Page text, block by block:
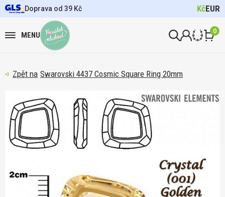
Doprava od 39 Kč KčEUR
MENU 0
Swarovski 4437 Cosmic Square Ring 20mm